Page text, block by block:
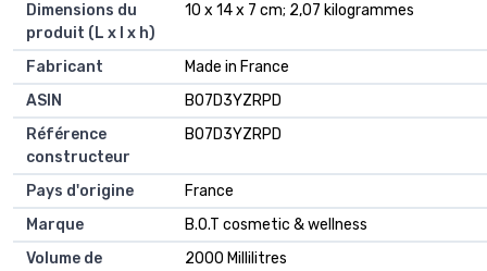
Dimensions du
produit (L x l x h)
10 x 14 x 7 cm; 2,07 kilogrammes
Fabricant
Made in France
ASIN
B07D3YZRPD
Référence
constructeur
B07D3YZRPD
Pays d'origine
France
Marque
B.O.T cosmetic & wellness
Volume de
2000 Millilitres